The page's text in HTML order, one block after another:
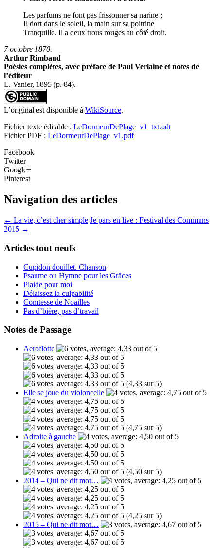
Les parfums ne font pas frissonner sa narine ;
Il dort dans le soleil, la main sur sa poitrine
Tranquille. Il a deux trous rouges au côté droit.
7 octobre 1870.
Arthur Rimbaud
Poésies complètes, avec préface de Paul Verlaine et notes de
l’éditeur
L. Vanier, 1895 (p. 84).
L’original est disponible à WikiSource.
Fichier texte éditable : LeDormeurDePlage_v1_txt.odt
Fichier PDF : LeDormeurDePlage_v1.pdf
Facebook
Twitter
Google+
Pinterest
Navigation des articles
← La vie, c’est cher simple Je pars en live : Festival des Communs
2015 →
Articles tout neufs
Cupidon douillet. Chanson
Psaume ou Hymne pour les Grâces
Plaide pour moi
Délaissez la culpabilité
Comtesse de Noailles
Pas d’bière, pas d’travail
Notes de Passage
Aeroflotte
(4,33 sur 5)
Elle se joue du violoncelle
(4,75 sur 5)
Adroite à gauche
(4,50 sur 5)
2014 – Qui ne dit mot…
(4,25 sur 5)
2015 – Qui ne dit mot…